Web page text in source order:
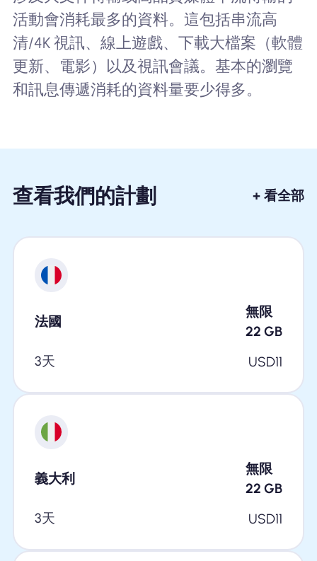
活動會消耗最多的資料。這包括串流高
清/4K 視訊、線上遊戲、下載大檔案（軟體
更新、電影）以及視訊會議。基本的瀏覽
和訊息傳遞消耗的資料量要少得多。
查看我們的計劃 + 看全部
法國
無限
22 GB
3天
USD11
義大利
無限
22 GB
3天
USD11